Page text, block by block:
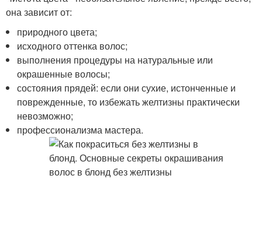
она зависит от:
природного цвета;
исходного оттенка волос;
выполнения процедуры на натуральные или
окрашенные волосы;
состояния прядей: если они сухие, истонченные и
поврежденные, то избежать желтизны практически
невозможно;
профессионализма мастера.